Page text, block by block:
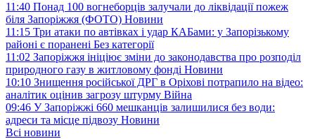
11:40 Понад 100 вогнеборців залучали до ліквідації пожеж
біля Запоріжжя (ФОТО) Новини
11:15 Три атаки по автівках і удар КАБами: у Запорізькому
районі є поранені Без категорії
11:02 Запоріжжя ініціює зміни до законодавства про розподіл
природного газу в житловому фонді Новини
10:10 Знищення російської ДРГ в Оріхові потрапило на відео:
аналітик оцінив загрозу штурму Війна
09:46 У Запоріжжі 660 мешканців залишилися без води:
адреси та місце підвозу Новини
Всі новини